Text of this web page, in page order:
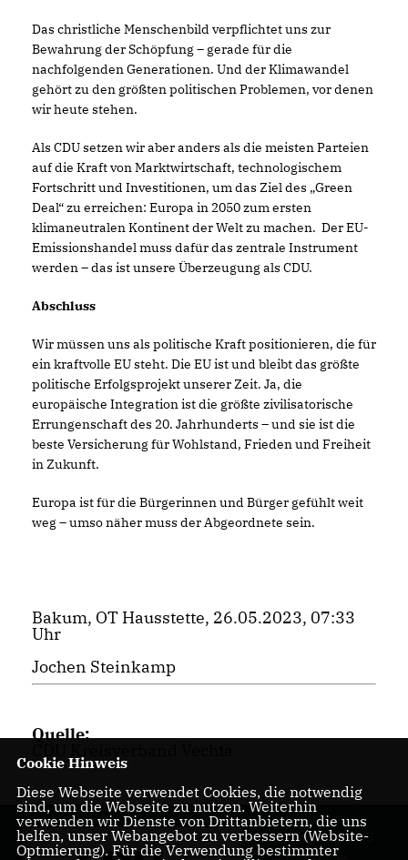
Das christliche Menschenbild verpflichtet uns zur
Bewahrung der Schöpfung – gerade für die
nachfolgenden Generationen. Und der Klimawandel
gehört zu den größten politischen Problemen, vor denen
wir heute stehen.
Als CDU setzen wir aber anders als die meisten Parteien
auf die Kraft von Marktwirtschaft, technologischem
Fortschritt und Investitionen, um das Ziel des „Green
Deal“ zu erreichen: Europa in 2050 zum ersten
klimaneutralen Kontinent der Welt zu machen. Der EU-
Emissionshandel muss dafür das zentrale Instrument
werden – das ist unsere Überzeugung als CDU.
Abschluss
Wir müssen uns als politische Kraft positionieren, die für
ein kraftvolle EU steht. Die EU ist und bleibt das größte
politische Erfolgsprojekt unserer Zeit. Ja, die
europäische Integration ist die größte zivilisatorische
Errungenschaft des 20. Jahrhunderts – und sie ist die
beste Versicherung für Wohlstand, Frieden und Freiheit
in Zukunft.
Europa ist für die Bürgerinnen und Bürger gefühlt weit
weg – umso näher muss der Abgeordnete sein.
Bakum, OT Hausstette, 26.05.2023, 07:33
Uhr
Jochen Steinkamp
Quelle:
Homepage des CDU
Cookie Hinweis
Diese Webseite verwendet Cookies, die notwendig
sind, um die Webseite zu nutzen. Weiterhin
verwenden wir Dienste von Drittanbietern, die uns
helfen, unser Webangebot zu verbessern (Website-
Optmierung). Für die Verwendung bestimmter